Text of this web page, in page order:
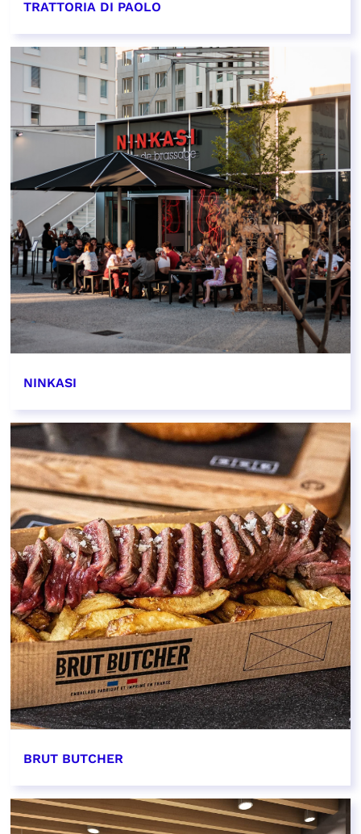
TRATTORIA DI PAOLO
EN SAVOIR PLUS
NINKASI
EN SAVOIR PLUS
BRUT BUTCHER
EN SAVOIR PLUS